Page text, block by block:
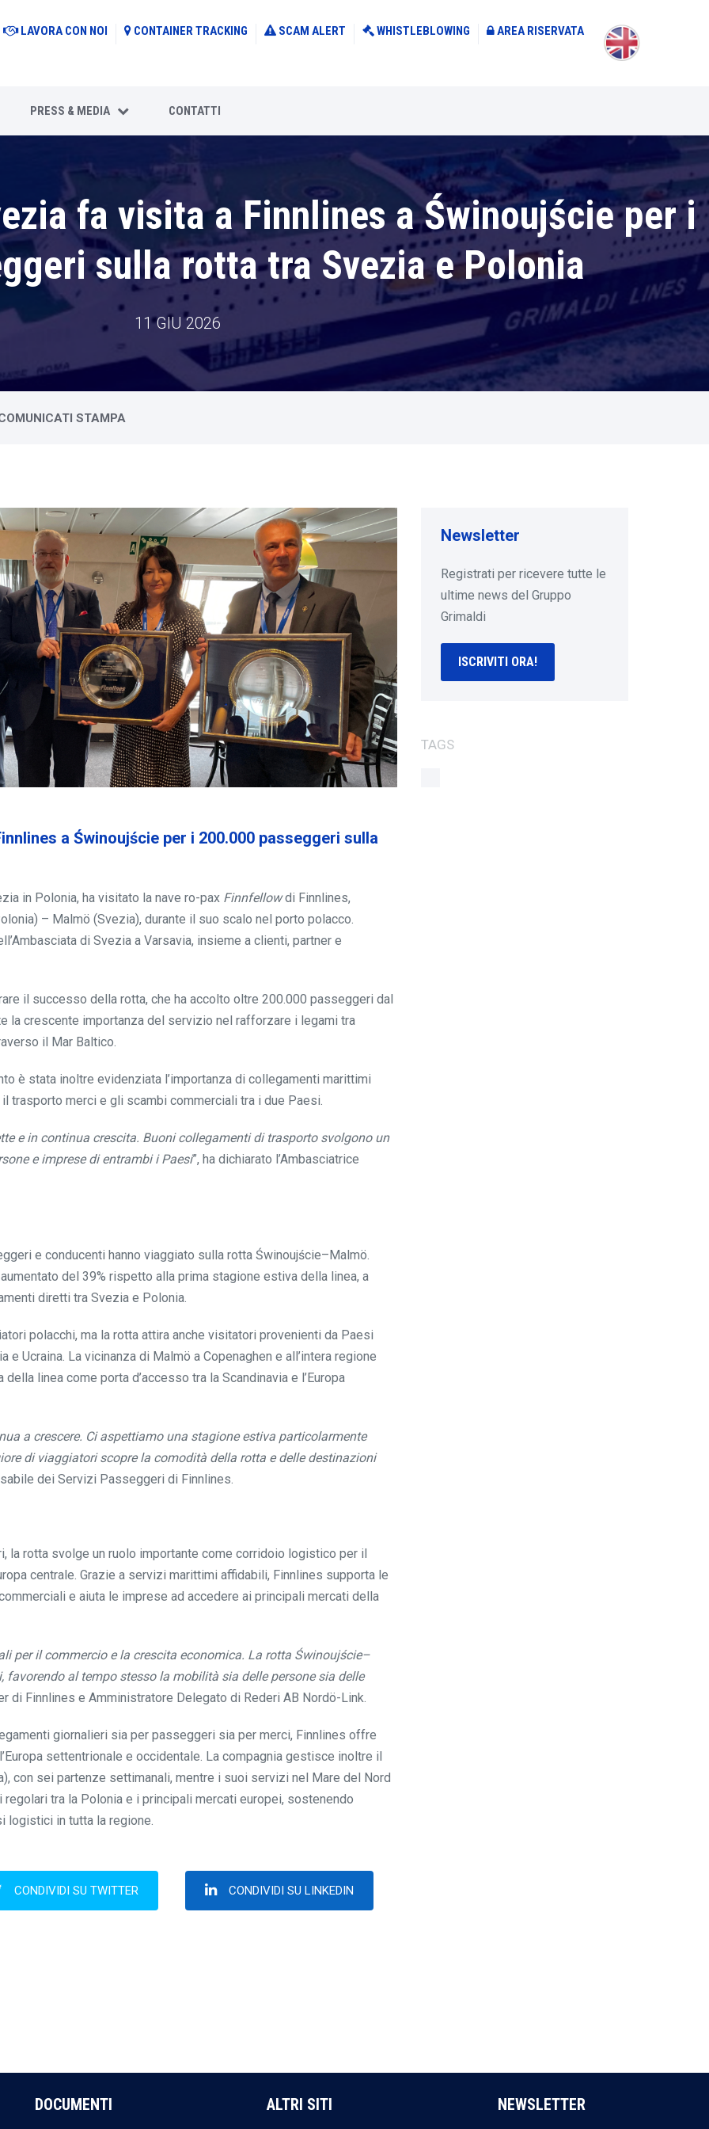
LAVORA CON NOI CONTAINER TRACKING SCAM ALERT WHISTLEBLOWING AREA RISERVATA
PRESS & MEDIA CONTATTI
fa visita a Finnlines a Świnoujście per i
sulla rotta tra Svezia e Polonia
11 GIU 2026
STAMPA
a Świnoujście per i 200.000 passeggeri sulla
in Polonia, ha visitato la nave ro-pax Finnfellowdi Finnlines,
– Malmö (Svezia), durante il suo scalo nel porto polacco.
di Svezia a Varsavia, insieme a clienti, partner e
il successo della rotta, che ha accolto oltre 200.000 passeggeri dal
la crescente importanza del servizio nel rafforzare i legami tra
il Mar Baltico.
è stata inoltre evidenziata l’importanza di collegamenti marittimi
trasporto merci e gli scambi commerciali tra i due Paesi.
e in continua crescita. Buoni collegamenti di trasporto svolgono un
e imprese di entrambi i Paesi”, ha dichiarato l’Ambasciatrice
e conducenti hanno viaggiato sulla rotta Świnoujście–Malmö.
del 39% rispetto alla prima stagione estiva della linea, a
diretti tra Svezia e Polonia.
polacchi, ma la rotta attira anche visitatori provenienti da Paesi
e Ucraina. La vicinanza di Malmö a Copenaghen e all’intera regione
linea come porta d’accesso tra la Scandinavia e l’Europa
a crescere. Ci aspettiamo una stagione estiva particolarmente
di viaggiatori scopre la comodità della rotta e delle destinazioni
dei Servizi Passeggeri di Finnlines.
la rotta svolge un ruolo importante come corridoio logistico per il
centrale. Grazie a servizi marittimi affidabili, Finnlines supporta le
e aiuta le imprese ad accedere ai principali mercati della
per il commercio e la crescita economica. La rotta Świnoujście–
al tempo stesso la mobilità sia delle persone sia delle
di Finnlines e Amministratore Delegato di Rederi AB Nordö-Link.
giornalieri sia per passeggeri sia per merci, Finnlines offre
settentrionale e occidentale. La compagnia gestisce inoltre il
con sei partenze settimanali, mentre i suoi servizi nel Mare del Nord
tra la Polonia e i principali mercati europei, sostenendo
logistici in tutta la regione.
CONDIVIDI SU TWITTER CONDIVIDI SU LINKEDIN
Newsletter
Registrati per ricevere tutte le
ultime news del Gruppo
Grimaldi
ISCRIVITI ORA!
TAGS
DOCUMENTI ALTRI SITI NEWSLETTER